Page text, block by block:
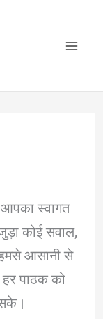
स्वागत
कोई सवाल,
आसानी से
पाठक को